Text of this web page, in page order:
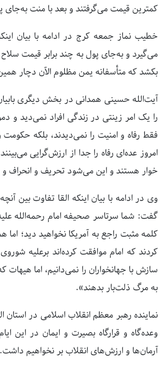
کمترین قیمت می‌گرفتند و بعد با منت به‌جای
خطیب نماز جمعه کرج در ادامه با بیان
می‌گیرد و به‌جای پول به چند برابر قیمت
بکشد که متأسفانه یمن مظلوم الآن دچار
آیت‌الله حسینی همدانی در بخش دیگری
را یک امر زینتی در زندگی افراد نمی‌دید
فقط رفاه و امنیت را نمی‌دیدند، بلکه
امروز عده‌ای رفاه را جدا از ارزش‌گرایی
خوار هستند و این می‌شود تحریف و انحراف و
وی در ادامه با بیان اینکه القا تفاوت
گفت: شما سرتاسر صحیفه امام رحمه‌الله
کلمه مثبت راجع به آمریکا نخواهید دید؛ اما
کردند که امام موافقت کرده‌اند برعلیه
سازش با جهانخواران را نمی‌دانیم، اما
به مرگ ذلت‌بار بدهند».
نماینده رهبر معظم انقلاب اسلامی در
وعده‌گاه و قرارگاه بصیرت و ایمان در این
آرمان‌ها و ارزش‌های انقلاب بر نخواهیم داشت.
صفحه اول روزنامه‌های 14 مرداد 1405